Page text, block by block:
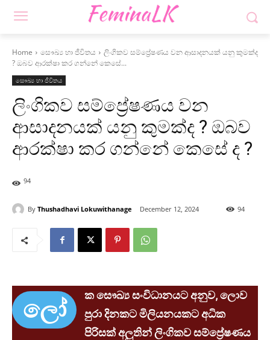
Home සෞඛ්‍ය හා ජීවිතය
ලිංගිකව සම්ප්‍රේෂණය වන ආසාදනයක් යනු කුමක්ද
? ඔබව ආරක්ෂා කර ගන්නේ කෙසේ...
සෞඛ්‍ය හා ජීවිතය
ලිංගිකව සම්ප්‍රේෂණය වන
ආසාදනයක් යනු කුමක්ද ? ඔබව
ආරක්ෂා කර ගන්නේ කෙසේ ද ?
94
By Thushadhavi Lokuwithanage December 12, 2024 94
ලෝ
ක සෞඛ්‍ය සංවිධානයට අනුව, ලොව
පුරා දිනකට මිලියනයකට අධික
පිරිසක් අලුතින් ලිංගිකව සම්ප්‍රේෂණය